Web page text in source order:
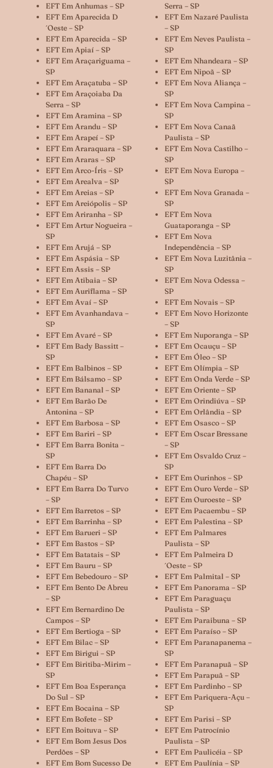
EFT Em Anhumas – SP
EFT Em Aparecida D
´oeste – SP
EFT Em Aparecida – SP
EFT Em Apiaí – SP
EFT Em Araçariguama –
SP
EFT Em Araçatuba – SP
EFT Em Araçoiaba Da
Serra – SP
EFT Em Aramina – SP
EFT Em Arandu – SP
EFT Em Arapeí – SP
EFT Em Araraquara – SP
EFT Em Araras – SP
EFT Em Arco-Íris – SP
EFT Em Arealva – SP
EFT Em Areias – SP
EFT Em Areiópolis – SP
EFT Em Ariranha – SP
EFT Em Artur Nogueira –
SP
EFT Em Arujá – SP
EFT Em Aspásia – SP
EFT Em Assis – SP
EFT Em Atibaia – SP
EFT Em Auriflama – SP
EFT Em Avaí – SP
EFT Em Avanhandava –
SP
EFT Em Avaré – SP
EFT Em Bady Bassitt –
SP
EFT Em Balbinos – SP
EFT Em Bálsamo – SP
EFT Em Bananal – SP
EFT Em Barão De
Antonina – SP
EFT Em Barbosa – SP
EFT Em Bariri – SP
EFT Em Barra Bonita –
SP
EFT Em Barra Do
Chapéu – SP
EFT Em Barra Do Turvo
– SP
EFT Em Barretos – SP
EFT Em Barrinha – SP
EFT Em Barueri – SP
EFT Em Bastos – SP
EFT Em Batatais – SP
EFT Em Bauru – SP
EFT Em Bebedouro – SP
EFT Em Bento De Abreu
– SP
EFT Em Bernardino De
Campos – SP
EFT Em Bertioga – SP
EFT Em Bilac – SP
EFT Em Birigui – SP
EFT Em Biritiba-Mirim –
SP
EFT Em Boa Esperança
Do Sul – SP
EFT Em Bocaina – SP
EFT Em Bofete – SP
EFT Em Boituva – SP
EFT Em Bom Jesus Dos
Perdões – SP
EFT Em Bom Sucesso De
Serra – SP
EFT Em Nazaré Paulista
– SP
EFT Em Neves Paulista –
SP
EFT Em Nhandeara – SP
EFT Em Nipoã – SP
EFT Em Nova Aliança –
SP
EFT Em Nova Campina –
SP
EFT Em Nova Canaã
Paulista – SP
EFT Em Nova Castilho –
SP
EFT Em Nova Europa –
SP
EFT Em Nova Granada –
SP
EFT Em Nova
Guataporanga – SP
EFT Em Nova
Independência – SP
EFT Em Nova Luzitânia –
SP
EFT Em Nova Odessa –
SP
EFT Em Novais – SP
EFT Em Novo Horizonte
– SP
EFT Em Nuporanga – SP
EFT Em Ocauçu – SP
EFT Em Óleo – SP
EFT Em Olímpia – SP
EFT Em Onda Verde – SP
EFT Em Oriente – SP
EFT Em Orindiúva – SP
EFT Em Orlândia – SP
EFT Em Osasco – SP
EFT Em Oscar Bressane
– SP
EFT Em Osvaldo Cruz –
SP
EFT Em Ourinhos – SP
EFT Em Ouro Verde – SP
EFT Em Ouroeste – SP
EFT Em Pacaembu – SP
EFT Em Palestina – SP
EFT Em Palmares
Paulista – SP
EFT Em Palmeira D
´oeste – SP
EFT Em Palmital – SP
EFT Em Panorama – SP
EFT Em Paraguaçu
Paulista – SP
EFT Em Paraibuna – SP
EFT Em Paraíso – SP
EFT Em Paranapanema –
SP
EFT Em Paranapuã – SP
EFT Em Parapuã – SP
EFT Em Pardinho – SP
EFT Em Pariquera-Açu –
SP
EFT Em Parisi – SP
EFT Em Patrocínio
Paulista – SP
EFT Em Paulicéia – SP
EFT Em Paulínia – SP